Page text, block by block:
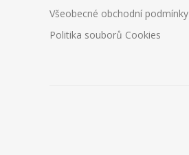
Všeobecné obchodní podmínky
Politika souborů Cookies